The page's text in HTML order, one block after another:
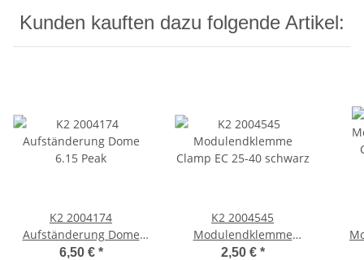
Kunden kauften dazu folgende Artikel:
K2 2004174
Aufständerung Dome
6.15 Peak
6,50 € *
K2 2004545
Modulendklemme
Clamp EC 25-40 schwarz
2,50 € *